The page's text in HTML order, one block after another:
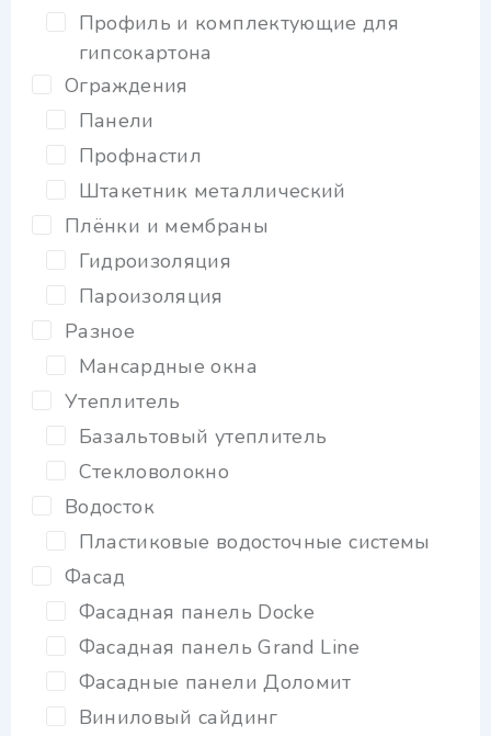
Профиль и комплектующие для
гипсокартона
Ограждения
Панели
Профнастил
Штакетник металлический
Плёнки и мембраны
Гидроизоляция
Пароизоляция
Разное
Мансардные окна
Утеплитель
Базальтовый утеплитель
Стекловолокно
Водосток
Пластиковые водосточные системы
Фасад
Фасадная панель Docke
Фасадная панель Grand Line
Фасадные панели Доломит
Виниловый сайдинг